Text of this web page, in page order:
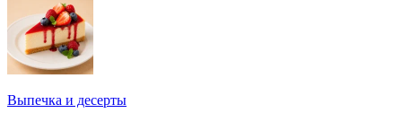
Выпечка и десерты